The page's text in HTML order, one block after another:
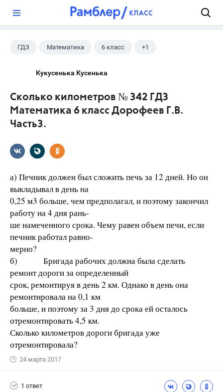
ГДЗ Математика 6 класс +1
Кукусенька Кусенька
Сколько километров № 342 ГДЗ
Математика 6 класс Дорофеев Г.В.
Часть3.
а) Печник должен был сложить печь за 12 дней. Но он
выкладывал в день на
0,25 м3 больше, чем предполагал, и поэтому закончил
работу на 4 дня рань-
ше намеченного срока. Чему равен объем печи, если
печник работал равно-
мерно?
б) Бригада рабочих должна была сделать
ремонт дороги за определенный
срок, ремонтируя в день 2 км. Однако в день она
ремонтировала на 0,1 км
больше, и поэтому за 3 дня до срока ей осталось
отремонтировать 4,5 км.
Сколько километров дороги бригада уже
отремонтировала?
24 марта 2017
1 ответ